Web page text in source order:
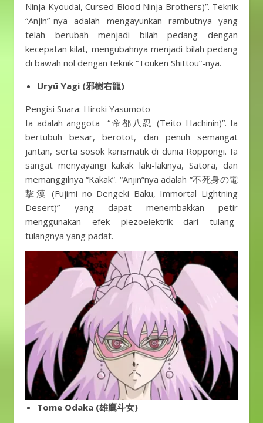
Ninja Kyoudai, Cursed Blood Ninja Brothers)”. Teknik
“Anjin”-nya adalah mengayunkan rambutnya yang
telah berubah menjadi bilah pedang dengan
kecepatan kilat, mengubahnya menjadi bilah pedang
di bawah nol dengan teknik “Touken Shittou”-nya.
Uryū Yagi (邪樹右龍)
Pengisi Suara: Hiroki Yasumoto
Ia adalah anggota “帝都八忍 (Teito Hachinin)”. Ia
bertubuh besar, berotot, dan penuh semangat
jantan, serta sosok karismatik di dunia Roppongi. Ia
sangat menyayangi kakak laki-lakinya, Satora, dan
memanggilnya “Kakak”. “Anjin”nya adalah “不死身の電
撃漠 (Fujimi no Dengeki Baku, Immortal Lightning
Desert)” yang dapat menembakkan petir
menggunakan efek piezoelektrik dari tulang-
tulangnya yang padat.
Tome Odaka (雄鷹斗女)